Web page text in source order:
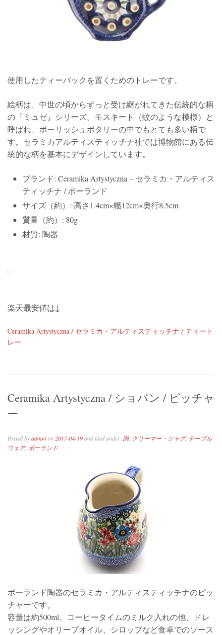
使用したティーバックを置くためのトレーです。
絵柄は、中世の頃からずっと受け継がれてきた伝統的な柄
の『ミュゼ』シリーズ。モスキート（蚊のような模様）と
呼ばれ、ポーリッシュポタリーの中でもとても多い柄で
す。セラミカアルティスティッチナ社では博物館にある伝
統的な柄を基本にデザインしています。
ブランド: Ceramika Artystyczna – セラミカ・アルティス
ティッチナ / ポーランド
サイズ（約）: 高さ1.4cm×幅12cm×奥行8.5cm
質量（約）: 80g
材質: 陶器
楽天最安値は↓
Ceramika Artystyczna / セラミカ・アルティスティッチナ / ティート
レー
Ceramika Artystyczna / ショパン / ピッチャ
ー
Posted byadminon 2017-04-19and filed under.国, クリーマー・ジャグ, テーブル
ウェア, ポーランド
ポーランド陶器のセラミカ・アルティスティッチナのピッ
チャーです。
容量は約500ml。コーヒータイムのミルク入れの他、ドレ
ッシングやオリーブオイル、シロップなど食卓でのソース